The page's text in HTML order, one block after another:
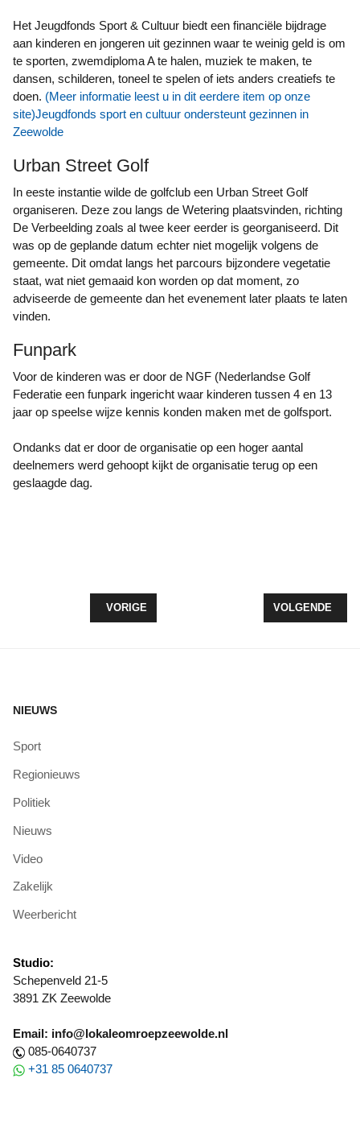
Het Jeugdfonds Sport & Cultuur biedt een financiële bijdrage
aan kinderen en jongeren uit gezinnen waar te weinig geld is om
te sporten, zwemdiploma A te halen, muziek te maken, te
dansen, schilderen, toneel te spelen of iets anders creatiefs te
doen. (Meer informatie leest u in dit eerdere item op onze
site)Jeugdfonds sport en cultuur ondersteunt gezinnen in
Zeewolde
Urban Street Golf
In eeste instantie wilde de golfclub een Urban Street Golf
organiseren. Deze zou langs de Wetering plaatsvinden, richting
De Verbeelding zoals al twee keer eerder is georganiseerd. Dit
was op de geplande datum echter niet mogelijk volgens de
gemeente. Dit omdat langs het parcours bijzondere vegetatie
staat, wat niet gemaaid kon worden op dat moment, zo
adviseerde de gemeente dan het evenement later plaats te laten
vinden.
Funpark
Voor de kinderen was er door de NGF (Nederlandse Golf
Federatie een funpark ingericht waar kinderen tussen 4 en 13
jaar op speelse wijze kennis konden maken met de golfsport.
Ondanks dat er door de organisatie op een hoger aantal
deelnemers werd gehoopt kijkt de organisatie terug op een
geslaagde dag.
VORIG ARTIKEL: VV ZEEWOLDE LAAT TEAMS
VORIGE VOLGENDE
VOLGENDE
NIEUWS
Sport
Regionieuws
Politiek
Nieuws
Video
Zakelijk
Weerbericht
Studio:
Schepenveld 21-5
3891 ZK Zeewolde
Email: info@lokaleomroepzeewolde.nl
085-0640737
+31 85 0640737